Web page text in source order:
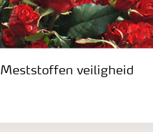
Meststoffen veiligheid